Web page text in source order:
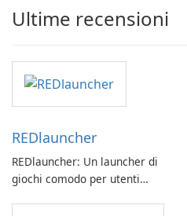
Ultime recensioni
REDlauncher
REDlauncher: Un launcher di
giochi comodo per utenti